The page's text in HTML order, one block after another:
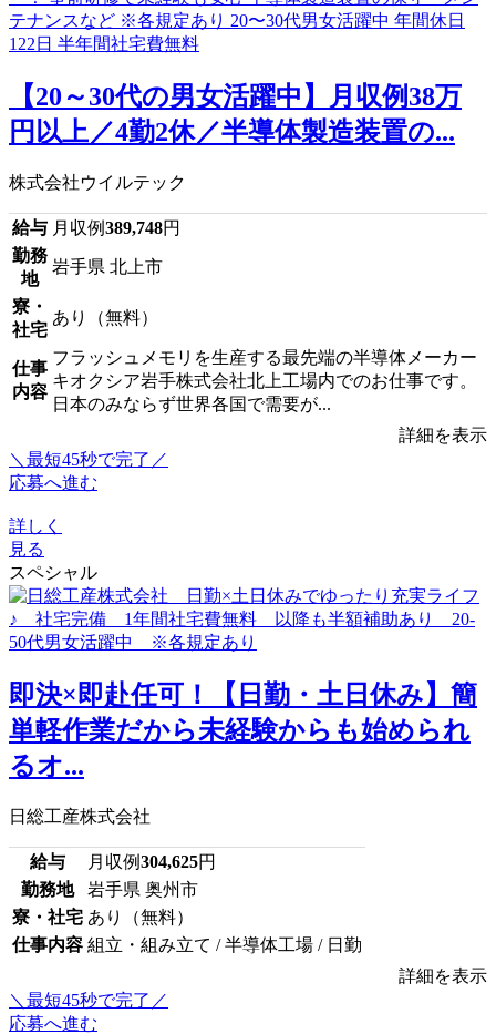
【20～30代の男女活躍中】月収例38万
円以上／4勤2休／半導体製造装置の...
株式会社ウイルテック
給与 月収例389,748円
勤務
地
岩手県 北上市
寮・
社宅
あり（無料）
仕事
内容
フラッシュメモリを生産する最先端の半導体メーカー
キオクシア岩手株式会社北上工場内でのお仕事です。
日本のみならず世界各国で需要が...
詳細を表示
＼最短45秒で完了／
応募へ進む
詳しく
見る
スペシャル
即決×即赴任可！【日勤・土日休み】簡
単軽作業だから未経験からも始められ
るオ...
日総工産株式会社
給与 月収例304,625円
勤務地
岩手県 奥州市
寮・社宅 あり（無料）
仕事内容 組立・組み立て / 半導体工場 / 日勤
詳細を表示
＼最短45秒で完了／
応募へ進む